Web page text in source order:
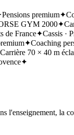
Pensions premium✦
GYM 2000✦
de France✦Cassis ·
✦Coaching
Carrière 70 × 40 m
✦
l'enseignement, la